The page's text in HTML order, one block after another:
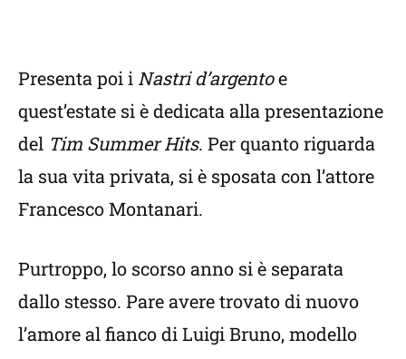
Presenta poi i Nastri d’argentoe
quest’estate si è dedicata alla presentazione
del Tim Summer Hits. Per quanto riguarda
la sua vita privata, si è sposata con l’attore
Francesco Montanari.
Purtroppo, lo scorso anno si è separata
dallo stesso. Pare avere trovato di nuovo
l’amore al fianco di Luigi Bruno, modello